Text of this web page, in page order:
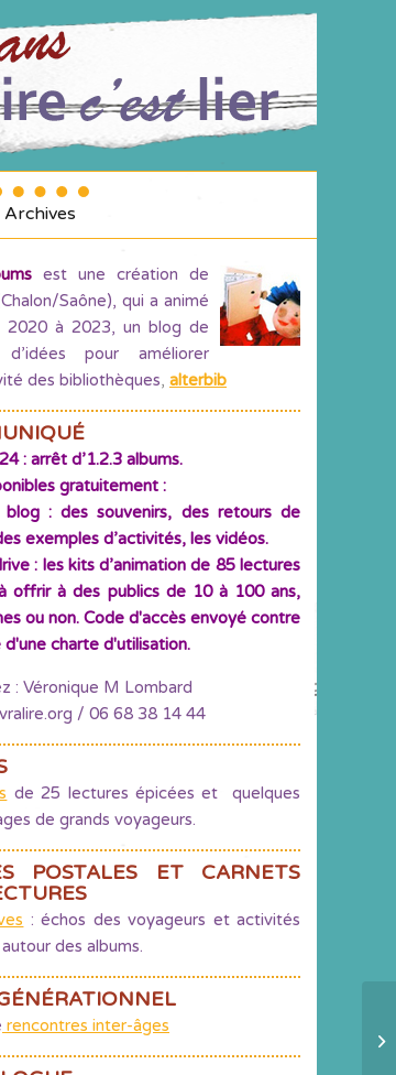
Archives
est une création de
Saône), qui a animé
2020 à 2023, un blog de
d’idées pour améliorer
des bibliothèques, alterbib
: arrêt d’1.2.3 albums.
gratuitement :
: des souvenirs, des retours de
exemples d’activités, les vidéos.
: les kits d’animation de 85 lectures
offrir à des publics de 10 à 100 ans,
ou non. Code d'accès envoyé contre
d'une charte d'utilisation.
: Véronique M Lombard
/ 06 68 38 14 44
de 25 lectures épicées et quelques
de grands voyageurs.
POSTALES ET CARNETS
: échos des voyageurs et activités
des albums.
rencontres inter-âges